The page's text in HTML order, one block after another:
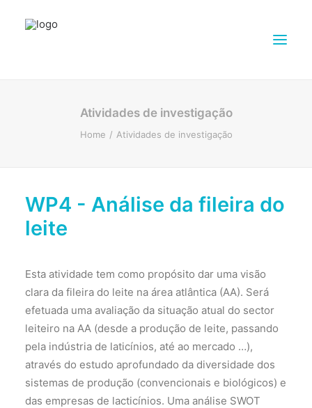
INVESTIGAÇÃO
MATERIAIS DE DISSEMINAÇÃO
SALA DE IMPRENSA
PORTUGUÊS
SEARCH
Atividades de investigação
Home Atividades de investigação
WP4 - Análise da fileira do
leite
Esta atividade tem como propósito dar uma visão
clara da fileira do leite na área atlântica (AA). Será
efetuada uma avaliação da situação atual do sector
leiteiro na AA (desde a produção de leite, passando
pela indústria de laticínios, até ao mercado …),
através do estudo aprofundado da diversidade dos
sistemas de produção (convencionais e biológicos) e
das empresas de lacticínios. Uma análise SWOT